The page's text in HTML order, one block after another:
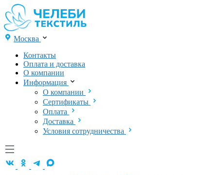
Москва
Контакты
Оплата и доставка
О компании
Информация
О компании
Сертификаты
Оплата
Доставка
Условия сотрудничества